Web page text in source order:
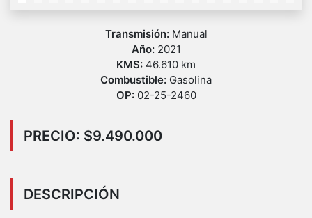
Transmisión: Manual
Año: 2021
KMS: 46.610 km
Combustible: Gasolina
OP: 02-25-2460
PRECIO: $9.490.000
DESCRIPCIÓN